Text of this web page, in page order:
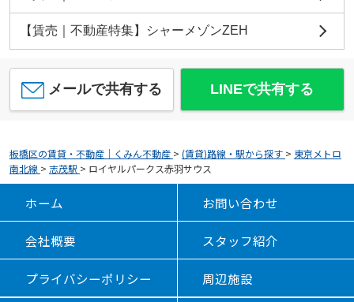
【賃売｜不動産特集】シャーメゾンZEH
メールで共有する LINEで共有する
板橋区の賃貸・不動産｜くみん不動産 > (賃貸)路線・駅から探す > 東京メトロ
南北線 > 志茂駅 > ロイヤルパークス赤羽サウス
ホーム お問い合わせ
会社概要 スタッフ紹介
プライバシーポリシー 周辺施設